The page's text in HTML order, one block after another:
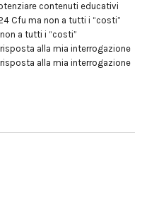
contenuti educativi
Cfu ma non a tutti i “costi”
a tutti i “costi”
alla mia interrogazione
alla mia interrogazione